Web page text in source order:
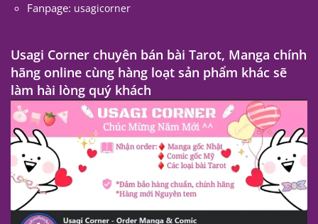
Fanpage: usagicorner
Usagi Corner chuyên bán bài Tarot, Manga chính
hãng online cùng hàng loạt sản phẩm khác sẽ
làm hài lòng quý khách